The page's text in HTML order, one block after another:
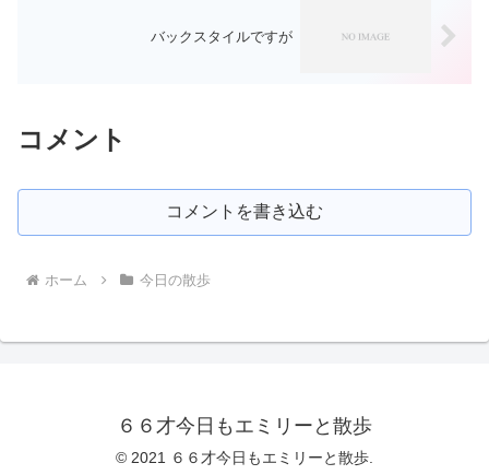
バックスタイルですが
コメント
コメントを書き込む
ホーム 今日の散歩
６６才今日もエミリーと散歩
© 2021 ６６才今日もエミリーと散歩.